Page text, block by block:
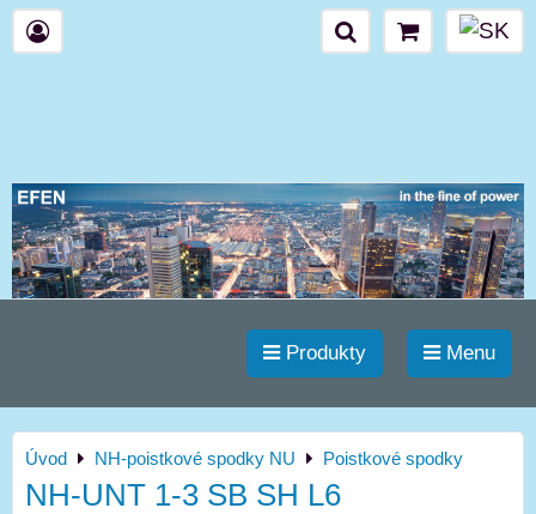
Produkty Menu
Úvod NH-poistkové spodky NU Poistkové spodky
NH-UNT 1-3 SB SH L6